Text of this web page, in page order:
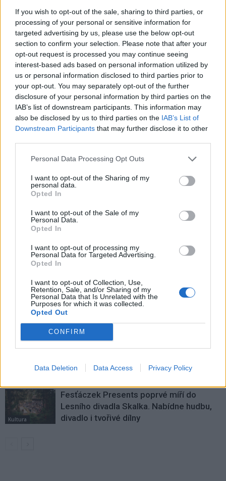
If you wish to opt-out of the sale, sharing to third parties, or
processing of your personal or sensitive information for
targeted advertising by us, please use the below opt-out
section to confirm your selection. Please note that after your
opt-out request is processed you may continue seeing
interest-based ads based on personal information utilized by
us or personal information disclosed to third parties prior to
your opt-out. You may separately opt-out of the further
disclosure of your personal information by third parties on the
IAB’s list of downstream participants. This information may
also be disclosed by us to third parties on the IAB’s List of
Downstream Participants that may further disclose it to other
Personal Data Processing Opt Outs
I want to opt-out of the Sharing of my
personal data.
Opted In
I want to opt-out of the Sale of my
Personal Data.
Opted In
I want to opt-out of processing my
Personal Data for Targeted Advertising.
Opted In
I want to opt-out of Collection, Use,
Retention, Sale, and/or Sharing of my
Personal Data that Is Unrelated with the
Purposes for which it was collected.
Opted Out
CONFIRM
Data Deletion Data Access Privacy Policy
TAGY Antonín Dvořák Březnice
hudba
Příbramsko
Rožmitál pod Třemšínem
Vojtěch Poláček
Předchozí článek
Spor o prodej městské budovy:
Rekonstrukce, nebo prodej
investorovi?
Následující článek
Policie varuje před novými triky
podvodníků
SOUVISEJÍCÍ ČLÁNKY
Kultura
Dnes se v Příbrami otevře výstava
Rovnováha života. Vernisáž nabídne
i hudební a básnický program
Festival hudby na zámku Dobříš sází na
s dalšími žánry i rodinným programem
Kultura
Fesťáczek Presents poprvé míří do
Lesního divadla Skalka. Nabídne hudbu,
divadlo i tvořivé dílny